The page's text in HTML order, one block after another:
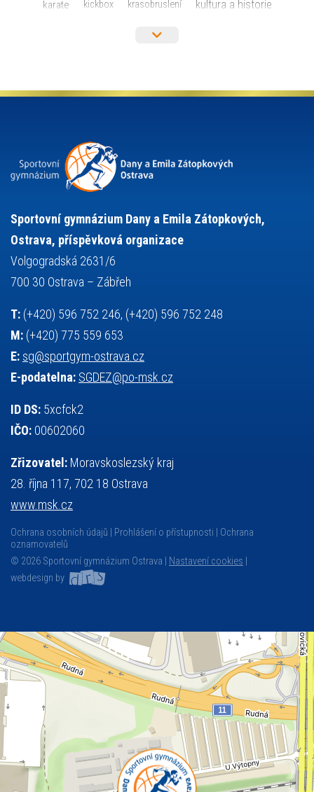
karate
kickbox krasobruslení
kultura a historie
olympiáda dětí a mládeže organizace plavání
snowboarding
sportovní gymnastika sportovní lezení
stolní tenis střelba
teorie sportovní přípravy
tělesná výchova
událost
volejbal
vybavení vysvědčení vzpírání
výuka všesportovní výcvikový kurz
základy společenských věd
Sportovní gymnázium Dany a Emila Zátopkových,
Ostrava, příspěvková organizace
Volgogradská 2631/6
700 30 Ostrava – Zábřeh
T: (+420) 596 752 246, (+420) 596 752 248
M: (+420) 775 559 653
E: sg@sportgym-ostrava.cz
E-podatelna: SGDEZ@po-msk.cz
ID DS: 5xcfck2
IČO: 00602060
Zřizovatel: Moravskoslezský kraj
28. října 117, 702 18 Ostrava
www.msk.cz
Ochrana osobních údajů Prohlášení o přístupnosti
Ochrana
oznamovatelů
© 2026 Sportovní gymnázium Ostrava |
Nastavení cookies
webdesign by